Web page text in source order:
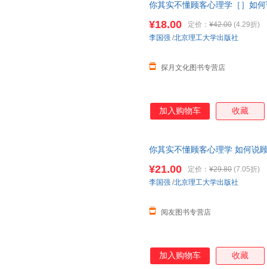
你其实不懂顾客心理学［］如
¥18.00 定价： ¥42.00 (4.29折)
探月文化图书专营店
李国强 /北京理工大学出版社
加入购物车 收藏
你其实不懂顾客心理学 如何说
¥21.00 定价： ¥29.80 (7.05折)
阅友图书专营店
李国强 /北京理工大学出版社
加入购物车 收藏